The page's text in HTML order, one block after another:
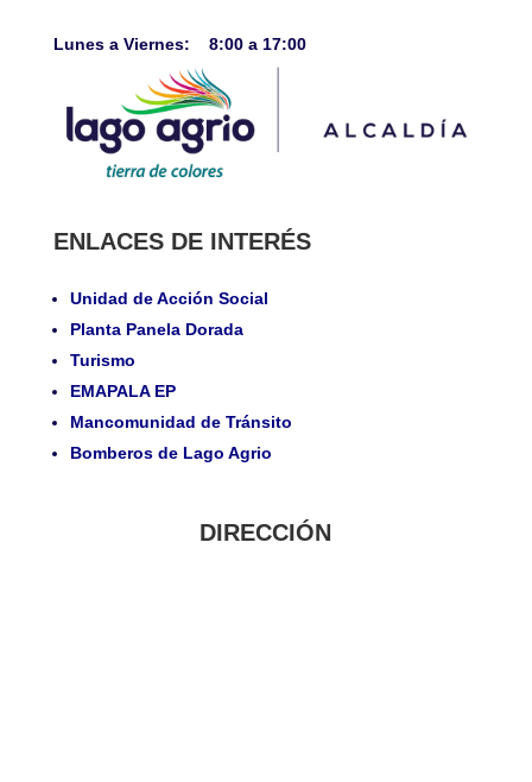
Lunes a Viernes: 8:00 a 17:00
ENLACES DE INTERÉS
Unidad de Acción Social
Planta Panela Dorada
Turismo
EMAPALA EP
Mancomunidad de Tránsito
Bomberos de Lago Agrio
DIRECCIÓN